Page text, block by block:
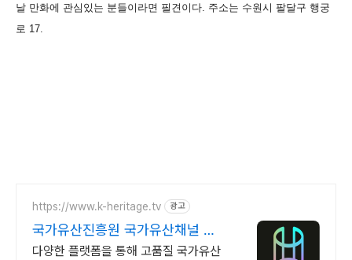
날 만화에 관심있는 분들이라면 필견이다. 주소는 수원시 팔달구 행궁
로 17.
https://www.k-heritage.tv 광고
국가유산진흥원 국가유산채널 한
국의 세계유산 영상
다양한 플랫폼을 통해 고품질 국가유산